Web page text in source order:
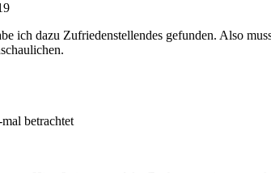
ich dazu Zufriedenstellendes gefunden. Also
betrachtet